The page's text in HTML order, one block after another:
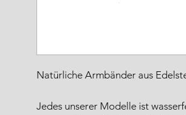
Natürliche Armbänder aus
Jedes unserer Modelle ist